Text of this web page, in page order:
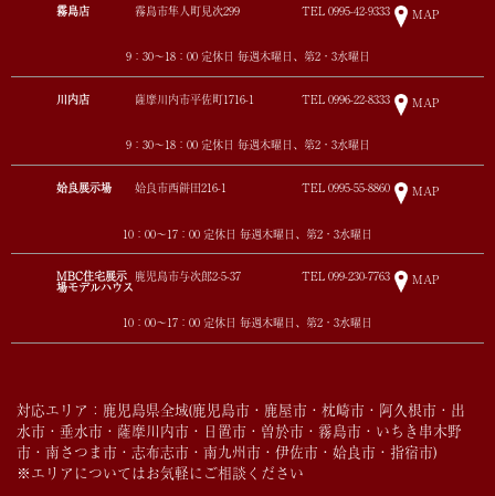
霧島店 霧島市隼人町見次299 TEL 0995-42-9333 MAP
9：30～18：00 定休日 毎週木曜日、第2・3水曜日
川内店 薩摩川内市平佐町1716-1 TEL 0996-22-8333 MAP
9：30～18：00 定休日 毎週木曜日、第2・3水曜日
姶良展示場 姶良市西餅田216-1 TEL 0995-55-8860 MAP
10：00～17：00 定休日 毎週木曜日、第2・3水曜日
MBC住宅展示
場モデルハウス
鹿児島市与次郎2-5-37 TEL 099-230-7763 MAP
10：00～17：00 定休日 毎週木曜日、第2・3水曜日
対応エリア：鹿児島県全域(鹿児島市・鹿屋市・枕崎市・阿久根市・出
水市・垂水市・薩摩川内市・日置市・曽於市・霧島市・いちき串木野
市・南さつま市・志布志市・南九州市・伊佐市・姶良市・指宿市)
※エリアについてはお気軽にご相談ください